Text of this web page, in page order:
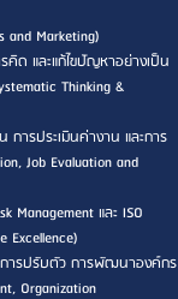
Marketing)
ด และแก้ไขปัญหาอย่างเป็น
Thinking &
ารประเมินค่างาน และการ
Job Evaluation and
Management และ ISO
ารปรับตัว การพัฒนาองค์กร
Organization